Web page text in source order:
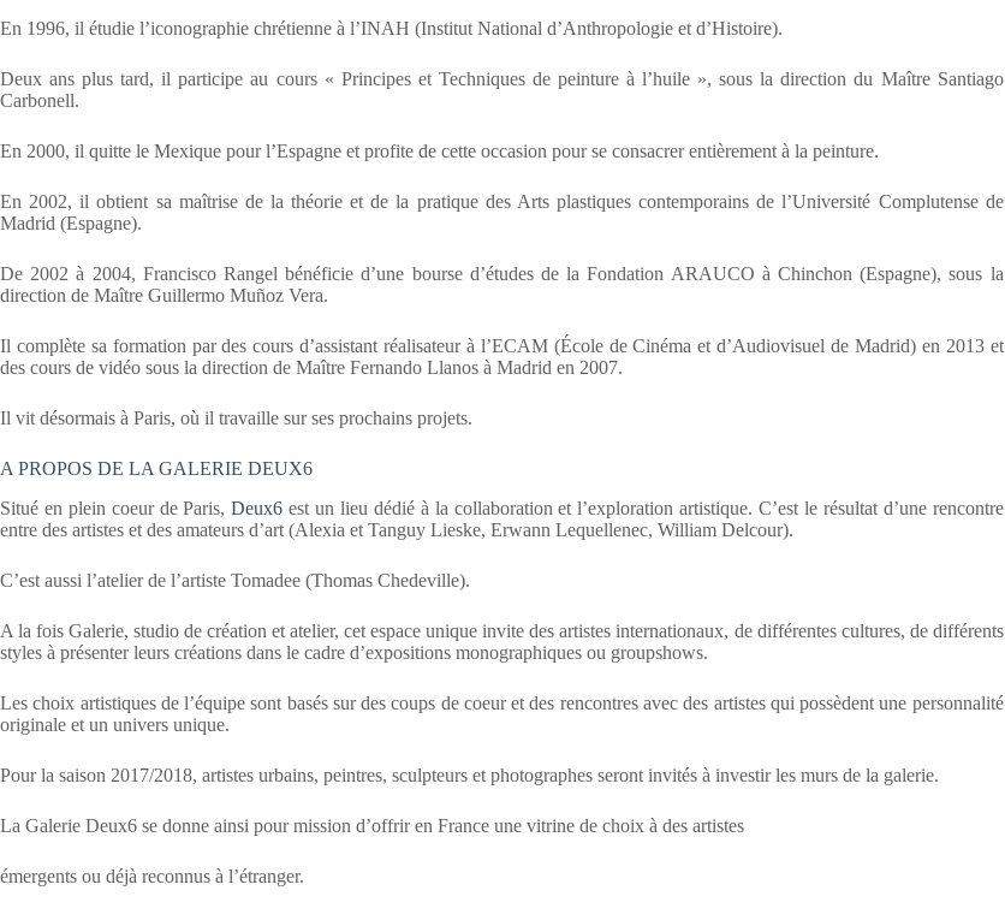
En 1996, il étudie l’iconographie chrétienne à l’INAH (Institut National d’Anthropologie et d’Histoire).
Deux ans plus tard, il participe au cours « Principes et Techniques de peinture à l’huile », sous la direction du Maître Santiago
Carbonell.
En 2000, il quitte le Mexique pour l’Espagne et profite de cette occasion pour se consacrer entièrement à la peinture.
En 2002, il obtient sa maîtrise de la théorie et de la pratique des Arts plastiques contemporains de l’Université Complutense de
Madrid (Espagne).
De 2002 à 2004, Francisco Rangel bénéficie d’une bourse d’études de la Fondation ARAUCO à Chinchon (Espagne), sous la
direction de Maître Guillermo Muñoz Vera.
Il complète sa formation par des cours d’assistant réalisateur à l’ECAM (École de Cinéma et d’Audiovisuel de Madrid) en 2013 et
des cours de vidéo sous la direction de Maître Fernando Llanos à Madrid en 2007.
Il vit désormais à Paris, où il travaille sur ses prochains projets.
A PROPOS DE LA GALERIE DEUX6
Situé en plein coeur de Paris,Deux6 est un lieu dédié à la collaboration et l’exploration artistique. C’est le résultat d’une rencontre
entre des artistes et des amateurs d’art (Alexia et Tanguy Lieske, Erwann Lequellenec, William Delcour).
C’est aussi l’atelier de l’artiste Tomadee (Thomas Chedeville).
A la fois Galerie, studio de création et atelier, cet espace unique invite des artistes internationaux, de différentes cultures, de différents
styles à présenter leurs créations dans le cadre d’expositions monographiques ou groupshows.
Les choix artistiques de l’équipe sont basés sur des coups de coeur et des rencontres avec des artistes qui possèdent une personnalité
originale et un univers unique.
Pour la saison 2017/2018, artistes urbains, peintres, sculpteurs et photographes seront invités à investir les murs de la galerie.
La Galerie Deux6 se donne ainsi pour mission d’offrir en France une vitrine de choix à des artistes
émergents ou déjà reconnus à l’étranger.